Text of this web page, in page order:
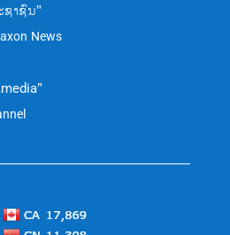
າຊົນ"
News